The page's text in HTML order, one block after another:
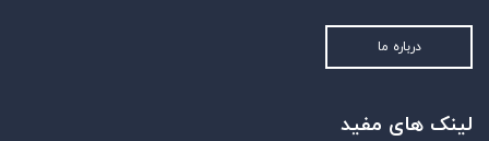
درباره ما
لینک های مفید